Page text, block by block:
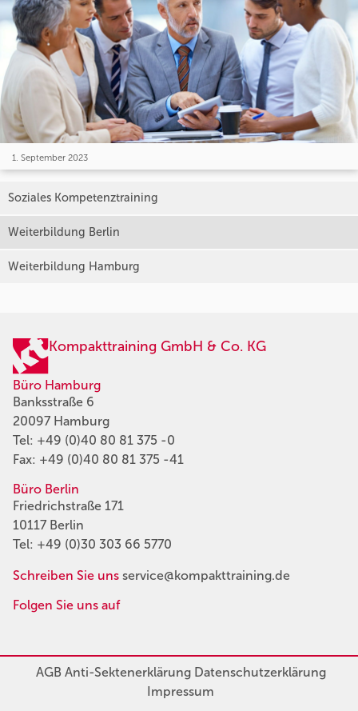
1. September 2023
Soziales Kompetenztraining
Weiterbildung Berlin
Weiterbildung Hamburg
Kompakttraining GmbH & Co. KG
Büro Hamburg
Banksstraße 6
20097 Hamburg
Tel: +49 (0)40 80 81 375 -0
Fax: +49 (0)40 80 81 375 -41
Büro Berlin
Friedrichstraße 171
10117 Berlin
Tel: +49 (0)30 303 66 5770
Schreiben Sie uns service@kompakttraining.de
Folgen Sie uns auf
AGBAnti-SektenerklärungDatenschutzerklärung
Impressum